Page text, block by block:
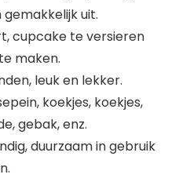
uit.
cupcake te versieren
maken.
leuk en lekker.
koekjes, koekjes,
gebak, enz.
duurzaam in gebruik